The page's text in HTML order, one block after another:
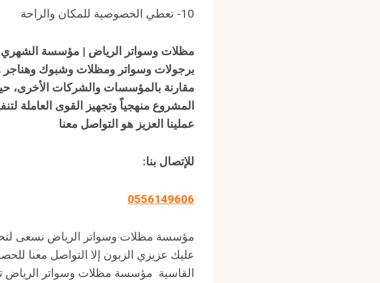
10- تعطي الخصوصية للمكان والراحة
مظلات وسواتر الرياض | مؤسسة الشهري
برجولات وسواتر ومظلات وشبوك
مقارنة بالمؤسسات والشركات الأخرى،
المشروع منهجياً وتجهيز القوى العاملة
عملينا العزيز هو التواصل معنا
للإتصال بنا:
0556149606
مؤسسة مظلات وسواتر الرياض نسعى
عليك عزيزي الزبون إلا التواصل معنا
القاسية مؤسسة مظلات وسواتر